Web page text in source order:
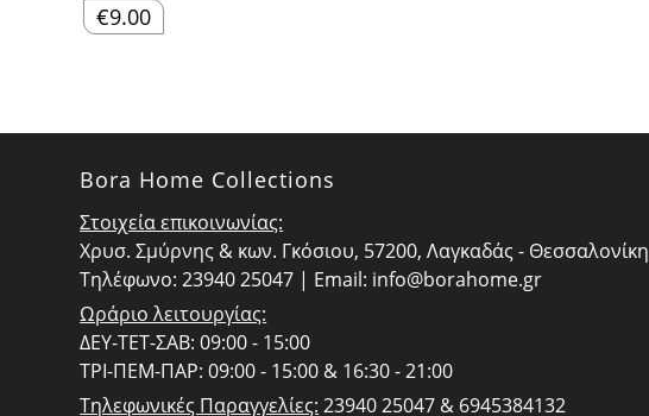
€9.00
Bora Home Collections
Στοιχεία επικοινωνίας:
Χρυσ. Σμύρνης & κων. Γκόσιου, 57200, Λαγκαδάς - Θεσσαλονίκη
Τηλέφωνο: 23940 25047 | Email: info@borahome.gr
Ωράριο λειτουργίας:
ΔΕΥ-ΤΕΤ-ΣΑΒ: 09:00 - 15:00
ΤΡΙ-ΠΕΜ-ΠΑΡ: 09:00 - 15:00 & 16:30 - 21:00
Τηλεφωνικές Παραγγελίες: 23940 25047 & 6945384132